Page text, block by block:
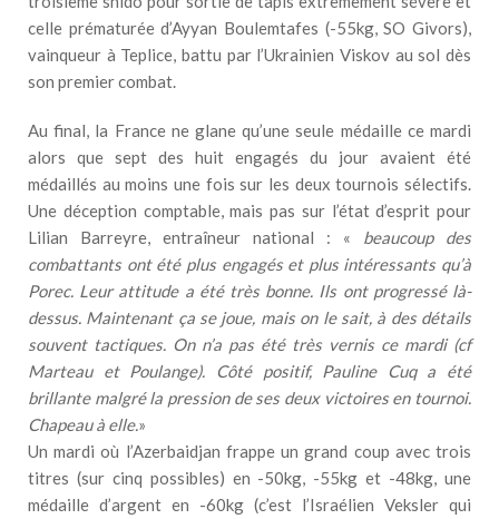
celle prématurée d’Ayyan Boulemtafes (-55kg, SO Givors),
vainqueur à Teplice, battu par l’Ukrainien Viskov au sol dès
son premier combat.
Au final, la France ne glane qu’une seule médaille ce mardi
alors que sept des huit engagés du jour avaient été
médaillés au moins une fois sur les deux tournois sélectifs.
Une déception comptable, mais pas sur l’état d’esprit pour
Lilian Barreyre, entraîneur national : « beaucoup des
combattants ont été plus engagés et plus intéressants qu’à
Porec. Leur attitude a été très bonne. Ils ont progressé là-
dessus. Maintenant ça se joue, mais on le sait, à des détails
souvent tactiques. On n’a pas été très vernis ce mardi (cf
Marteau et Poulange). Côté positif, Pauline Cuq a été
brillante malgré la pression de ses deux victoires en tournoi.
Chapeau à elle.»
Un mardi où l’Azerbaidjan frappe un grand coup avec trois
titres (sur cinq possibles) en -50kg, -55kg et -48kg, une
médaille d’argent en -60kg (c’est l’Israélien Veksler qui